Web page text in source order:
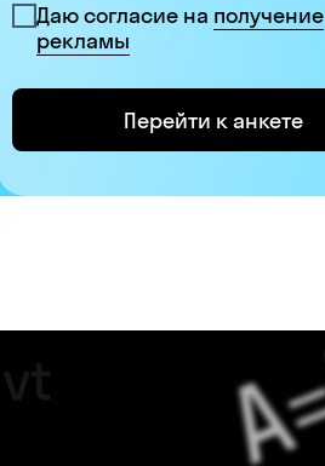
Даю согласие на получение
рекламы
Перейти к анкете